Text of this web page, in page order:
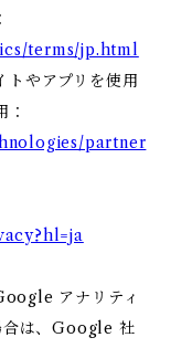
terms/jp.html
やアプリを使用
partner
アナリティ
合は、Google 社